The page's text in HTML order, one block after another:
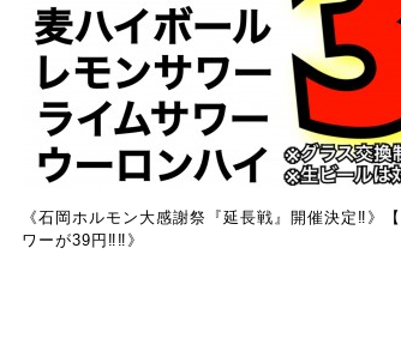
《石岡ホルモン大感謝祭『延長戦』開催決定‼️》
ワーが39円‼️‼️》